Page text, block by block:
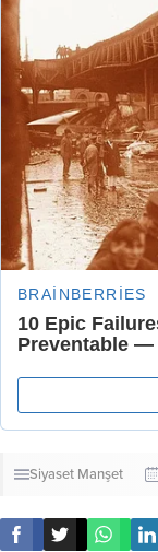
Siyaset Manşet